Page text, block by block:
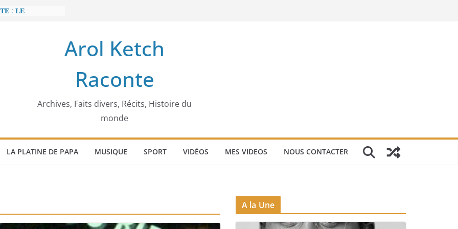
: 𝐋𝐄
𝐨𝐫𝐝𝐢𝐧𝐚𝐭𝐞𝐮𝐫
Arol Ketch
Raconte
Archives, Faits divers, Récits, Histoire du
monde
LA PLATINE DE PAPA MUSIQUE SPORT VIDÉOS MES VIDEOS NOUS CONTACTER
A la Une